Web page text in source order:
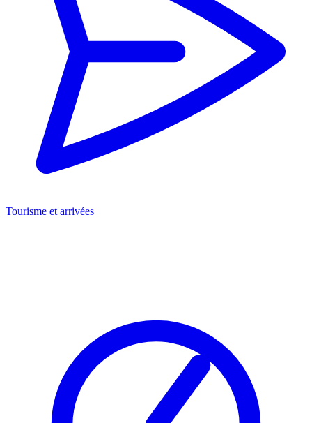
Tourisme et arrivées